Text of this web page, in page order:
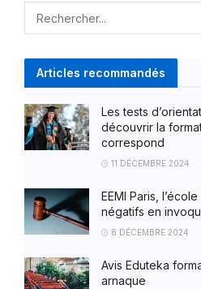
Articles recommandés
Les tests
découvrir la
correspond
11 DÉCEMBRE 2024
EEMI Paris,
négatifs en
8 DÉCEMBRE 2024
Avis Eduteka
arnaque